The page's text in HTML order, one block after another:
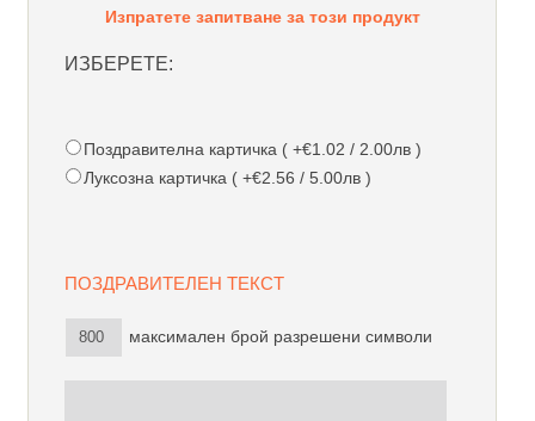
Изпратете запитване за този продукт
ИЗБЕРЕТЕ:
Поздравителна картичка ( +€1.02 / 2.00лв )
Луксозна картичка ( +€2.56 / 5.00лв )
ПОЗДРАВИТЕЛЕН ТЕКСТ
максимален брой разрешени символи